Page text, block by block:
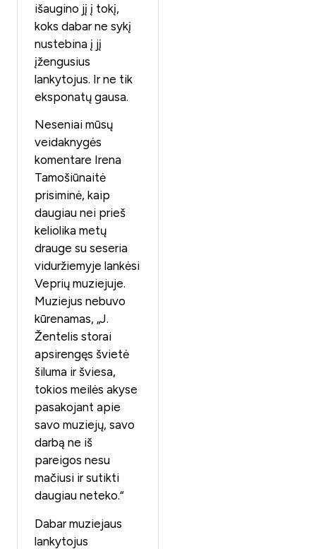
išaugino jį į tokį,
koks dabar ne sykį
nustebina į jį
įžengusius
lankytojus. Ir ne tik
eksponatų gausa.
Neseniai mūsų
veidaknygės
komentare Irena
Tamošiūnaitė
prisiminė, kaip
daugiau nei prieš
keliolika metų
drauge su seseria
viduržiemyje lankėsi
Veprių muziejuje.
Muziejus nebuvo
kūrenamas, „J.
Žentelis storai
apsirengęs švietė
šiluma ir šviesa,
tokios meilės akyse
pasakojant apie
savo muziejų, savo
darbą ne iš
pareigos nesu
mačiusi ir sutikti
daugiau neteko.“
Dabar muziejaus
lankytojus